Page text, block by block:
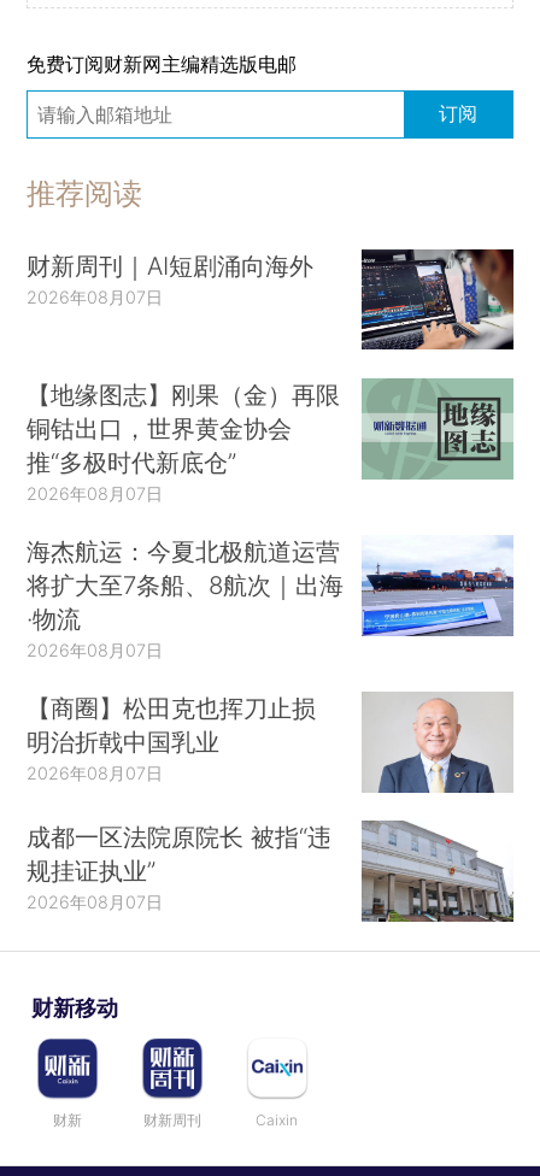
免费订阅财新网主编精选版电邮
订阅
推荐阅读
财新周刊｜AI短剧涌向海外
2026年08月07日
【地缘图志】刚果（金）再限
铜钴出口，世界黄金协会
推“多极时代新底仓”
2026年08月07日
海杰航运：今夏北极航道运营
将扩大至7条船、8航次｜出海
·物流
2026年08月07日
【商圈】松田克也挥刀止损
明治折戟中国乳业
2026年08月07日
成都一区法院原院长 被指“违
规挂证执业”
2026年08月07日
财新移动
财新 财新周刊 Caixin